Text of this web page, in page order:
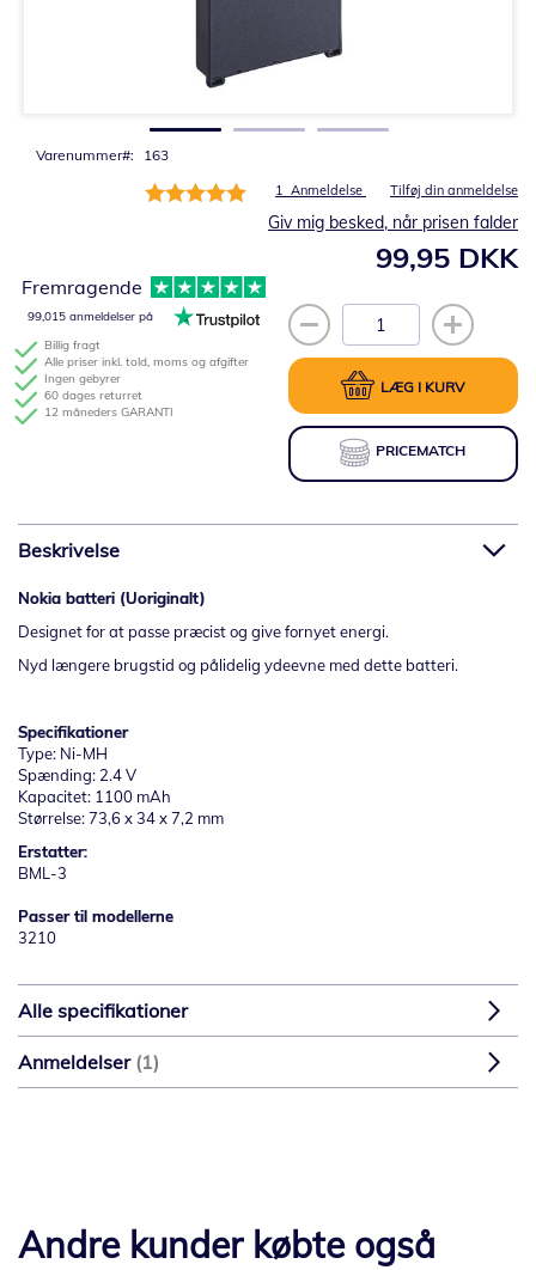
Varenummer 163
Bedømmelse:
1 Anmeldelse Tilføj din anmeldelse
99,95 DKK
Giv mig besked, når prisen falder
LÆG I KURV
PRICEMATCH
Billig fragt
Alle priser inkl. told, moms og afgifter
Ingen gebyrer
60 dages returret
12 måneders GARANTI
Fremragende
99,015 anmeldelser på
Beskrivelse
Nokia batteri (Uoriginalt)
Designet for at passe præcist og give fornyet energi.
Nyd længere brugstid og pålidelig ydeevne med dette batteri.
Specifikationer
Type: Ni-MH
Spænding: 2.4 V
Kapacitet: 1100 mAh
Størrelse: 73,6 x 34 x 7,2 mm
Erstatter:
BML-3
Passer til modellerne
3210
Alle specifikationer
Anmeldelser 1
Andre kunder købte også